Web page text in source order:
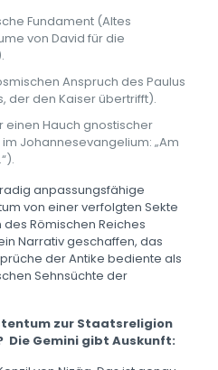
Fundament (Altes
von David für die
Anspruch des Paulus
der den Kaiser übertrifft).
einen Hauch gnostischer
Johannesevangelium: „Am
anpassungsfähige
von einer verfolgten Sekte
Römischen Reiches
Narrativ geschaffen, das
der Antike bediente als
Sehnsüchte der
zur Staatsreligion
Die Gemini gibt Auskunft: